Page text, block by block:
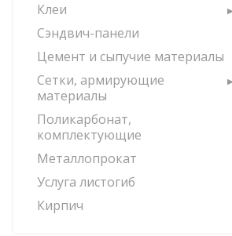
Клеи
Сэндвич-панели
Цемент и сыпучие материалы
Сетки, армирующие
материалы
Поликарбонат,
комплектующие
Металлопрокат
Услуга листогиб
Кирпич